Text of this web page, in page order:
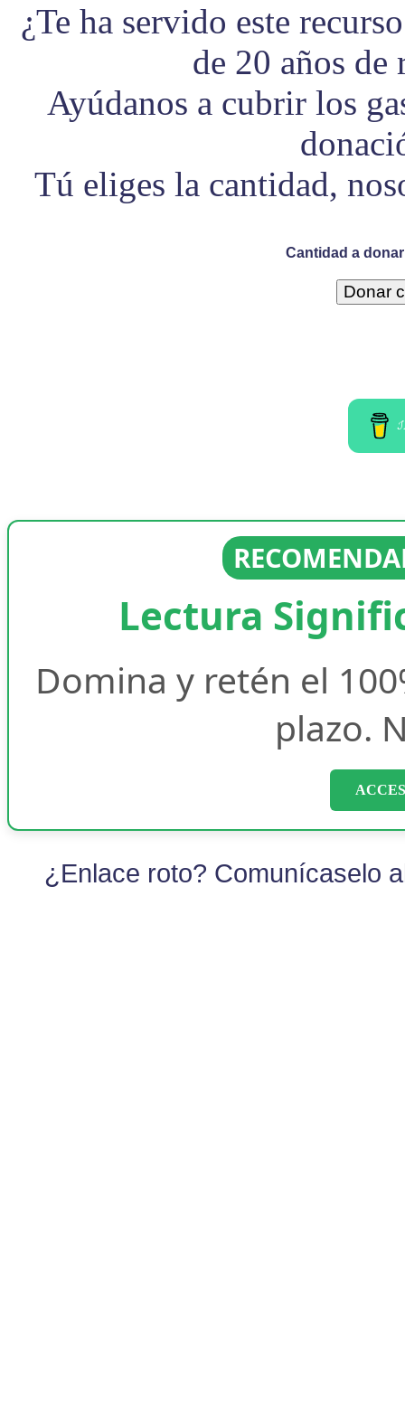
¿Te ha servido este
de 20 años
Ayúdanos a cubrir los
Tú eliges la cantidad,
Cantidad a
Lectura
Domina y retén el
plazo.
¿Enlace roto? Comunícaselo